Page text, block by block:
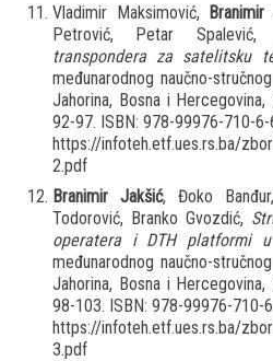
Vladimir Maksimović, Branimir
Petrović, Petar Spalević,
transpondera za satelitsku
međunarodnog naučno-
Jahorina, Bosna i
92-97. ISBN: 978-99976-710-6-
https://infoteh.etf.ues.rs.ba/
2.pdf
Branimir Jakšić, Đoko
Todorović, Branko Gvozdić,
operatera i DTH platformi
međunarodnog naučno-
Jahorina, Bosna i
98-103. ISBN: 978-99976-710-
https://infoteh.etf.ues.rs.ba/
3.pdf